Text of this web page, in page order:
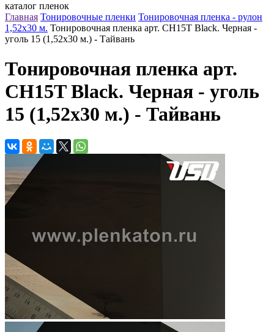
каталог пленок
Главная Тонировочные пленки Тонировочная пленка - рулон
1,52х30 м. Тонировочная пленка арт. CH15T Black. Черная -
уголь 15 (1,52х30 м.) - Тайвань
Тонировочная пленка арт.
CH15T Black. Черная - уголь
15 (1,52х30 м.) - Тайвань